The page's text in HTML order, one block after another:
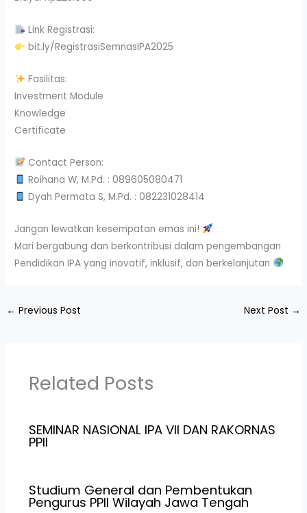
Link Registrasi:
bit.ly/RegistrasiSemnasIPA2025
Fasilitas:
Investment Module
Knowledge
Certificate
Contact Person:
Roihana W, M.Pd. : 089605080471
Dyah Permata S, M.Pd. : 082231028414
Jangan lewatkan kesempatan emas ini!
Mari bergabung dan berkontribusi dalam pengembangan
Pendidikan IPA yang inovatif, inklusif, dan berkelanjutan
← Previous Post Next Post →
Related Posts
SEMINAR NASIONAL IPA VII DAN RAKORNAS
PPII
Studium General dan Pembentukan
Pengurus PPII Wilayah Jawa Tengah